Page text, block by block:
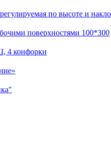
по высоте и
поверхностями 100*300
4 конфорки